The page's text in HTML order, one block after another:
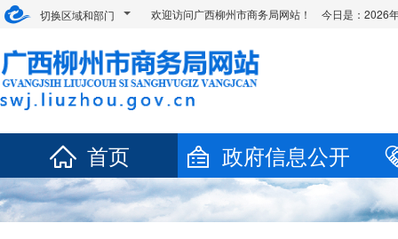
切换区域和部门 欢迎访问广西柳州市商务局网站！ 今日是： 2026
首页 政府信息公开